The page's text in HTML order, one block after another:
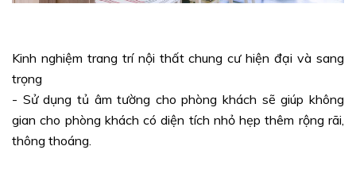
Kinh nghiệm trang trí nội thất chung cư hiện đại và sang
trọng
- Sử dụng tủ âm tường cho phòng khách sẽ giúp không
gian cho phòng khách có diện tích nhỏ hẹp thêm rộng rãi,
thông thoáng.